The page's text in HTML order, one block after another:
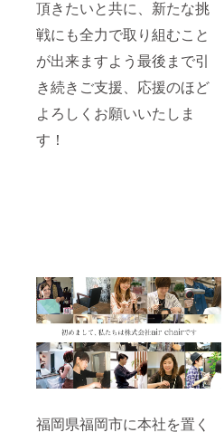
頂きたいと共に、新たな挑
戦にも全力で取り組むこと
が出来ますよう最後まで引
き続きご支援、応援のほど
よろしくお願いいたしま
す！
福岡県福岡市に本社を置く